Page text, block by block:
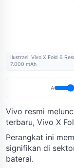
Ilustrasi: Vivo X Fold 6
7.000 mAh
A
Vivo resmi
terbaru, Vivo X
Perangkat ini
signifikan di
baterai.